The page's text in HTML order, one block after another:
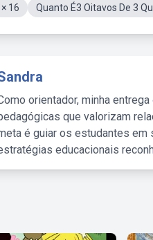
16
Quanto É3 Oitavos De 3
orientador, minha
que valorizam
é guiar os estudantes em
educacionais